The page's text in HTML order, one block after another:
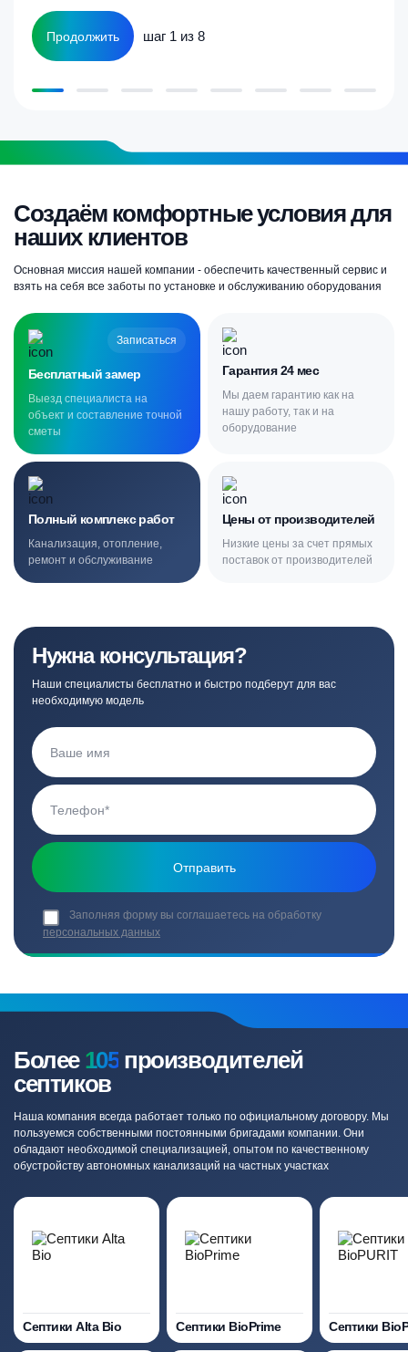
Продолжить шаг 1 из 8
Создаём комфортные условия для
наших клиентов
Основная миссия нашей компании - обеспечить качественный сервис и
взять на себя все заботы по установке и обслуживанию оборудования
Записаться
Бесплатный замер
Выезд специалиста на
объект и составление точной
сметы
Гарантия 24 мес
Мы даем гарантию как на
нашу работу, так и на
оборудование
Полный комплекс работ
Канализация, отопление,
ремонт и обслуживание
Цены от производителей
Низкие цены за счет прямых
поставок от производителей
Нужна консультация?
Наши специалисты бесплатно и быстро подберут для вас
необходимую модель
Заполняя форму вы соглашаетесь на обработку
персональных данных
Более 105 производителей
септиков
Наша компания всегда работает только по официальному договору. Мы
пользуемся собственными постоянными бригадами компании. Они
обладают необходимой специализацией, опытом по качественному
обустройству автономных канализаций на частных участках
Септики Alta Bio Септики BioPrime Септики